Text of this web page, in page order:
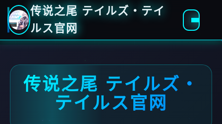
传说之尾 テイルズ・テイ
ルス官网
传说之尾 テイルズ・
テイルス官网